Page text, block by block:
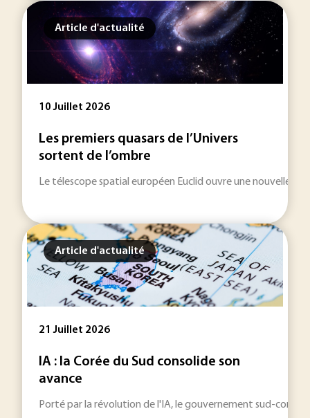
Article d'actualité
10 Juillet 2026
Les premiers quasars de l’Univers
sortent de l’ombre
Le télescope spatial européen Euclid ouvre une nouvelle
Article d'actualité
21 Juillet 2026
IA : la Corée du Sud consolide son
avance
Porté par la révolution de l'IA, le gouvernement sud-